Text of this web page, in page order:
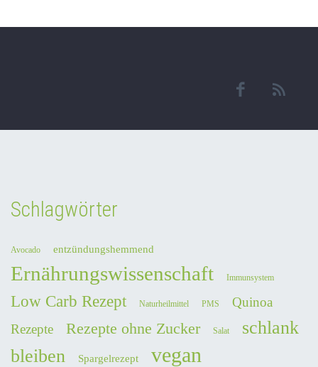
Schlagwörter
Avocado entzündungshemmend
Ernährungswissenschaft Immunsystem
Low Carb Rezept Naturheilmittel PMS
Quinoa
Rezepte
Rezepte ohne Zucker Salat
schlank
bleiben
Spargelrezept vegan